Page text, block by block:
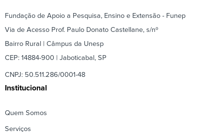
Fundação de Apoio a Pesquisa, Ensino e Extensão - Funep
Via de Acesso Prof. Paulo Donato Castellane, s/nº
Bairro Rural | Câmpus da Unesp
CEP: 14884-900 | Jaboticabal, SP
CNPJ: 50.511.286/0001-48
Institucional
Quem Somos
Serviços